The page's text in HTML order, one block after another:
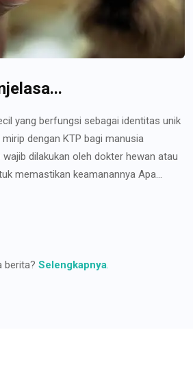
yang berfungsi sebagai identitas unik
dengan KTP bagi manusia
dilakukan oleh dokter hewan atau
memastikan keamanannya Apa...
berita? Selengkapnya.